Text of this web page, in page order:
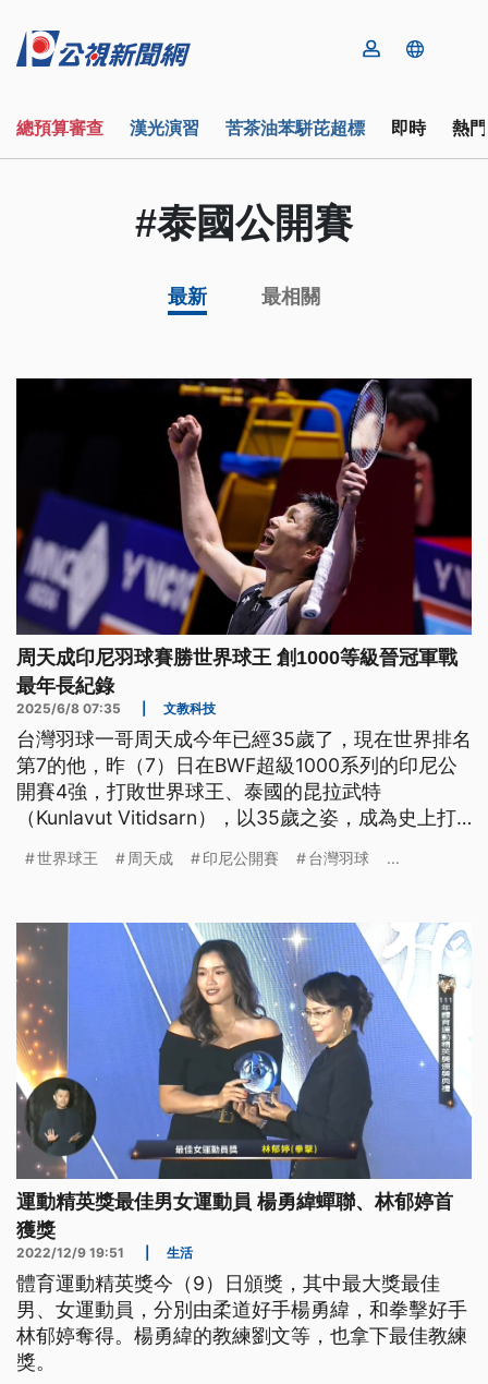
總預算審查 漢光演習 苦茶油苯駢芘超標 即時 熱
#泰國公開賽
最新 最相關
周天成印尼羽球賽勝世界球王 創1000等級晉冠軍戰
最年長紀錄
2025/6/8 07:35 文教科技
台灣羽球一哥周天成今年已經35歲了，現在世界排名
第7的他，昨（7）日在BWF超級1000系列的印尼公
開賽4強，打敗世界球王、泰國的昆拉武特
（Kunlavut Vitidsarn），以35歲之姿，成為史上打
丹麥名將安東森（Anders Antonsen），力拚他生涯
世界球王 周天成 印尼公開賽 台灣羽球 ...
運動精英獎最佳男女運動員 楊勇緯蟬聯、林郁婷首
獲獎
2022/12/9 19:51 生活
體育運動精英獎今（9）日頒獎，其中最大獎最佳
男、女運動員，分別由柔道好手楊勇緯，和拳擊好手
林郁婷奪得。楊勇緯的教練劉文等，也拿下最佳教練
獎。